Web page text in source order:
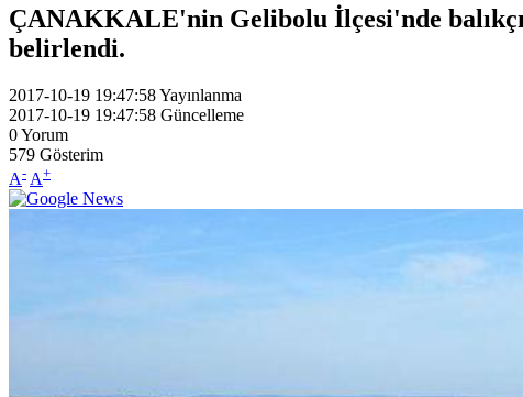
ÇANAKKALE'nin Gelibolu İlçesi'nde
belirlendi.
2017-10-19 19:47:58Yayınlanma
2017-10-19 19:47:58 Güncelleme
0Yorum
579 Gösterim
A- A+